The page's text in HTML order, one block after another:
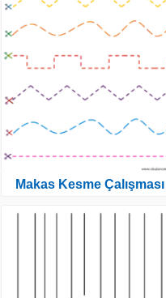
Makas Kesme Çalışması